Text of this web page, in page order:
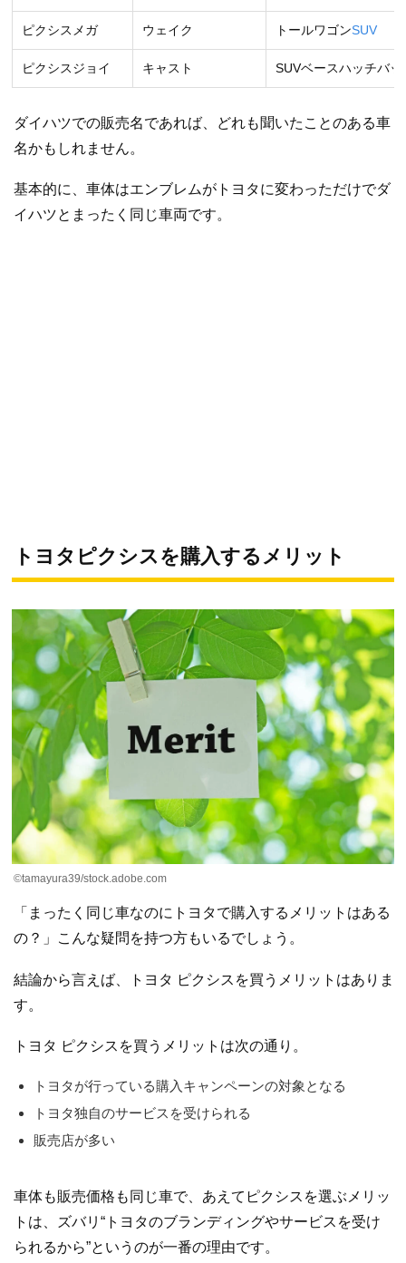
ピクシスメガ ウェイク トールワゴンSUV
ピクシスジョイ キャスト SUVベースハッチバッ
ダイハツでの販売名であれば、どれも聞いたことのある車
名かもしれません。
基本的に、車体はエンブレムがトヨタに変わっただけでダ
イハツとまったく同じ車両です。
トヨタピクシスを購入するメリット
©tamayura39/stock.adobe.com
「まったく同じ車なのにトヨタで購入するメリットはある
の？」こんな疑問を持つ方もいるでしょう。
結論から言えば、トヨタ ピクシスを買うメリットはありま
す。
トヨタ ピクシスを買うメリットは次の通り。
トヨタが行っている購入キャンペーンの対象となる
トヨタ独自のサービスを受けられる
販売店が多い
車体も販売価格も同じ車で、あえてピクシスを選ぶメリッ
トは、ズバリ“トヨタのブランディングやサービスを受け
られるから”というのが一番の理由です。